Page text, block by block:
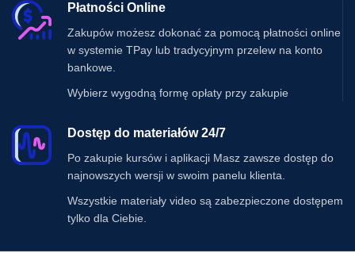
Płatności Online
Zakupów możesz dokonać za pomocą płatności online
w systemie TPay lub tradycyjnym przelew na konto
bankowe.
Wybierz wygodną formę opłaty przy zakupie
Dostęp do materiałów 24/7
Po zakupie kursów i aplikacji Masz zawsze dostęp do
najnowszych wersji w swoim panelu klienta.
Wszystkie materiały video są zabezpieczone dostępem
tylko dla Ciebie.